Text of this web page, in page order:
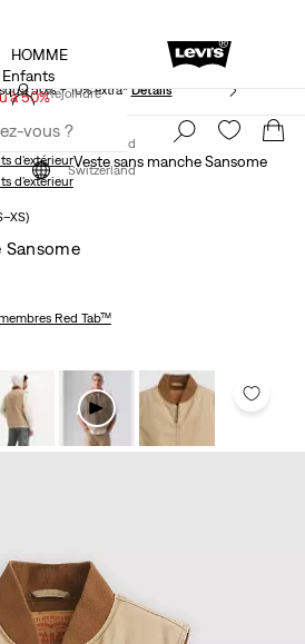
de livraison et de retours mise à jour
Rejoindre
Switzerland
HOMME
Enfants
50%
50% + 10% extra* Détails
maintenant
Switzerland
d'extérieurVeste sans manche Sansome
d'extérieur
Sansome
Red Tab™